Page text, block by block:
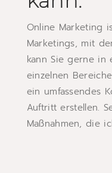
Online Marketing
Marketings, mit
kann Sie gerne in
einzelnen
ein umfassendes
Auftritt erstellen.
Maßnahmen, die